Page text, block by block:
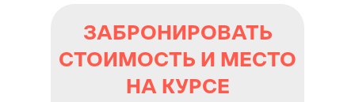
ЗАБРОНИРОВАТЬ
СТОИМОСТЬ И МЕСТО
НА КУРСЕ